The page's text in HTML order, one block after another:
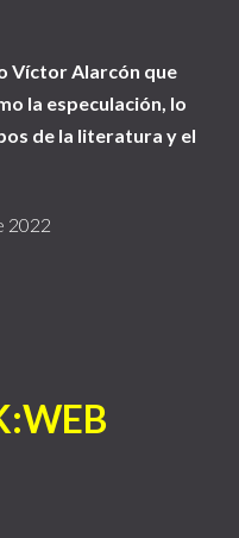
Víctor Alarcón que
la especulación, lo
de la literatura y el
2022